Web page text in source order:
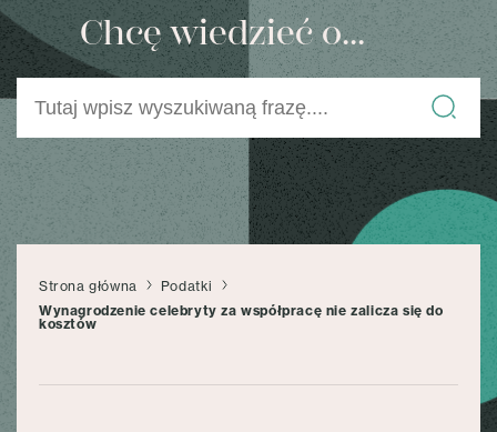
Chcę wiedzieć o...
Strona główna
Podatki
Wynagrodzenie celebryty za współpracę nie zalicza się do
kosztów